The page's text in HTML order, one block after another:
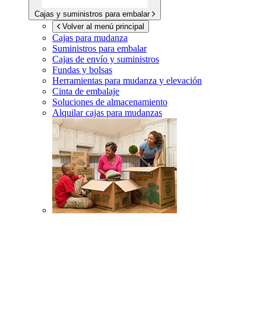
Cajas y suministros para embalar
Volver al menú principal
Cajas para mudanza
Suministros para embalar
Cajas de envío y suministros
Fundas y bolsas
Herramientas para mudanza y elevación
Cinta de embalaje
Soluciones de almacenamiento
Alquilar cajas para mudanzas